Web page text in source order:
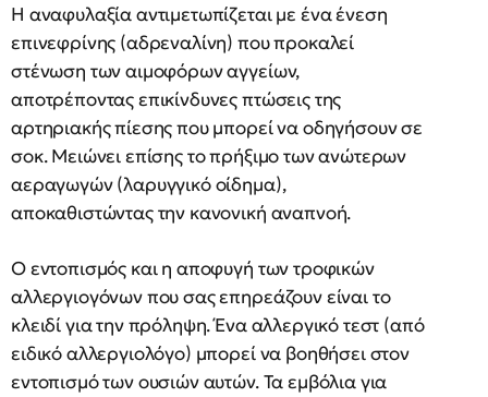
Η αναφυλαξία αντιμετωπίζεται με ένα ένεση
επινεφρίνης (αδρεναλίνη) που προκαλεί
στένωση των αιμοφόρων αγγείων,
αποτρέποντας επικίνδυνες πτώσεις της
αρτηριακής πίεσης που μπορεί να οδηγήσουν σε
σοκ. Μειώνει επίσης το πρήξιμο των ανώτερων
αεραγωγών (λαρυγγικό οίδημα),
αποκαθιστώντας την κανονική αναπνοή.
Ο εντοπισμός και η αποφυγή των τροφικών
αλλεργιογόνων που σας επηρεάζουν είναι το
κλειδί για την πρόληψη. Ένα αλλεργικό τεστ (από
ειδικό αλλεργιολόγο) μπορεί να βοηθήσει στον
εντοπισμό των ουσιών αυτών. Τα εμβόλια για